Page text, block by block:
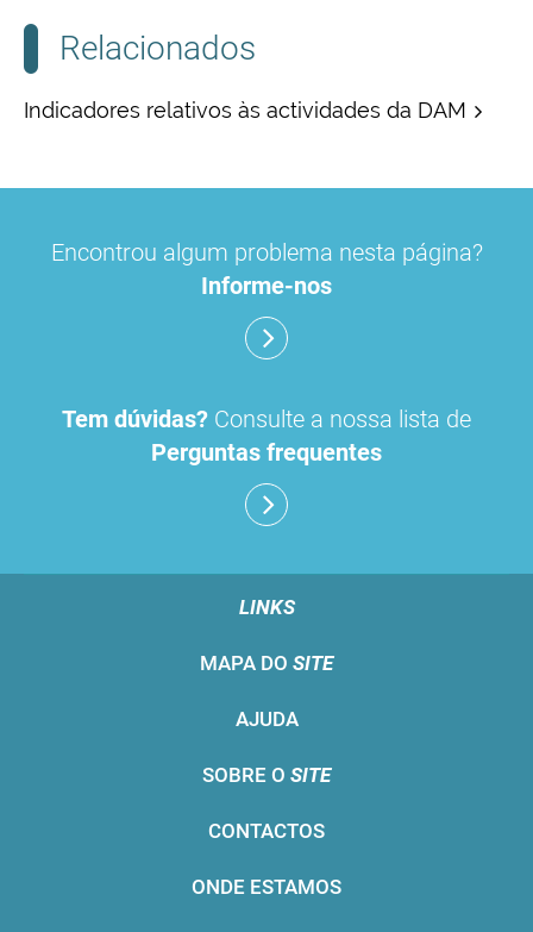
Relacionados
Indicadores relativos às actividades da DAM
Encontrou algum problema nesta página?
Informe-nos
Tem dúvidas? Consulte a nossa lista de
Perguntas frequentes
LINKS
MAPA DO SITE
AJUDA
SOBRE O SITE
CONTACTOS
ONDE ESTAMOS